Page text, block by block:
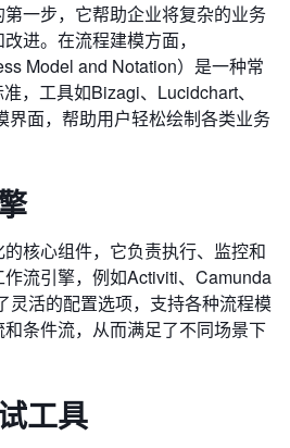
一步，它帮助企业将复杂的业务
进。在流程建模方面，
Model and Notation）是一种常
，工具如Bizagi、Lucidchart、
界面，帮助用户轻松绘制各类业务
核心组件，它负责执行、监控和
流引擎，例如Activiti、Camunda
灵活的配置选项，支持各种流程模
条件流，从而满足了不同场景下
工具